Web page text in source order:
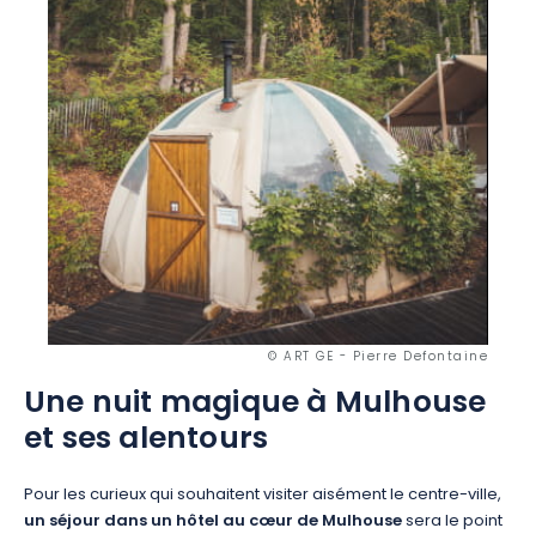
© ART GE - Pierre Defontaine
Une nuit magique à Mulhouse
et ses alentours
Pour les curieux qui souhaitent visiter aisément le centre-ville,
un séjour dans un hôtel au cœur de Mulhousesera le point